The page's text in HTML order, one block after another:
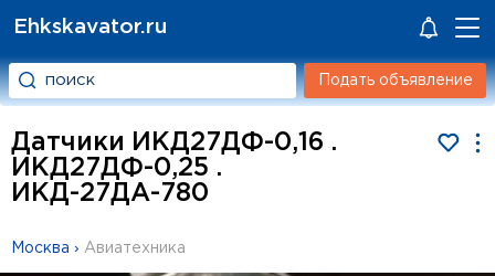
Ehkskavator.ru
Подать объявление
Датчики ИКД27ДФ-0,16 .
ИКД27ДФ-0,25 .
ИКД-27ДА-780
Москва › Авиатехника